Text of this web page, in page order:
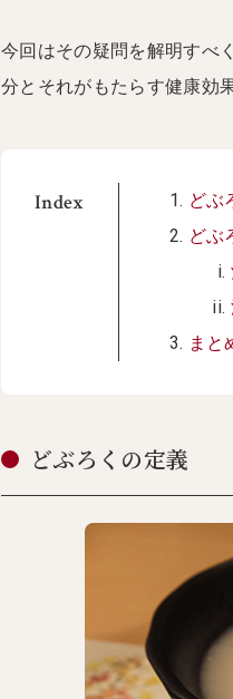
今回はその疑問を解明すべ
分とそれがもたらす健康効
Index
どぶ
どぶ
まと
どぶろくの定義